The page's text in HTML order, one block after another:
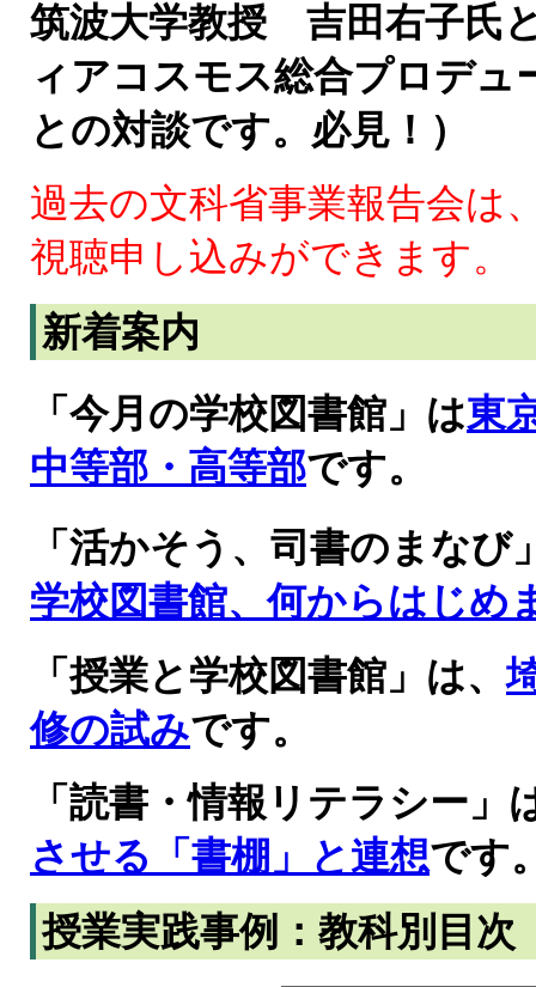
筑波大学教授 吉田右子氏
ィアコスモス総合プロデ
との対談です。必見！）
過去の文科省事業報告会は
視聴申し込みができます。
新着案内
「今月の学校図書館」は東
中等部・高等部です。
「活かそう、司書のまなび
学校図書館、何からはじめ
「授業と学校図書館」は、
修の試みです。
「読書・情報リテラシー」
させる「書棚」と連想です
授業実践事例：教科別目次